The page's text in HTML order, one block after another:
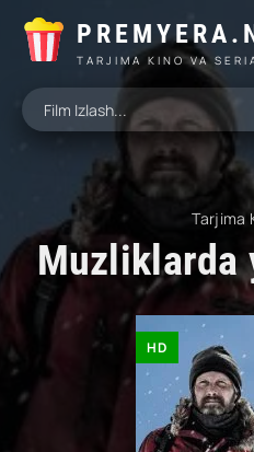
TARJIMA KINO VA
Tarjima
Muzliklarda
HD